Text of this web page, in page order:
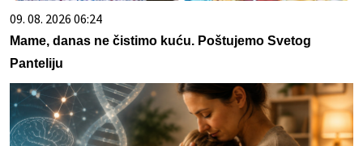
09. 08. 2026 06:24
Mame, danas ne čistimo kuću. Poštujemo Svetog
Panteliju